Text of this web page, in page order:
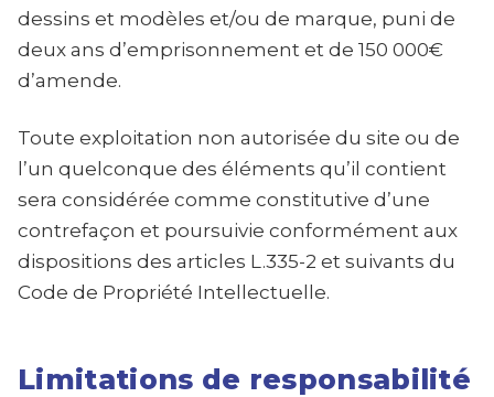
dessins et modèles et/ou de marque, puni de
deux ans d’emprisonnement et de 150 000€
d’amende.
Toute exploitation non autorisée du site ou de
l’un quelconque des éléments qu’il contient
sera considérée comme constitutive d’une
contrefaçon et poursuivie conformément aux
dispositions des articles L.335-2 et suivants du
Code de Propriété Intellectuelle.
Limitations de responsabilité